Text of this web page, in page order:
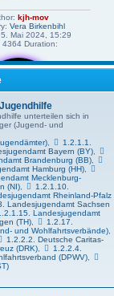
kjh-mov
Vera Birkenbihl
Mai 2024, 15:29
4364 Duration:
kjh-mov
Vera Birkenbihl
Mai 2024, 15:18
4296 Duration:
unterteilen sich in
(Jugend- und
,
1.2.1.1.
Bayern (BY),
Brandenburg (BB),
Hamburg (HH),
Mecklenburg-
(NI),
1.2.1.10.
Rheinland-Pfalz
Landesjugendamt Sachsen
Landesjugendamt
(TH),
1.2.17.
und Wohlfahrtsverbände),
1.2.2.2. Deutsche Caritas-
(DRK),
1.2.2.4.
(DPWV),